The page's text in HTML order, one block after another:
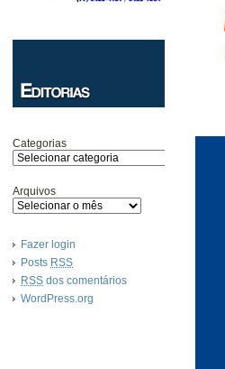
Categorias
Arquivos
Fazer login
Posts RSS
RSS dos comentários
WordPress.org